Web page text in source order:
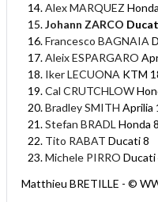
Alex MARQUEZ
Johann ZARCO
Francesco BAGNAIA
Aleix ESPARGARO
Iker LECUONA KTM
Cal CRUTCHLOW
Bradley SMITH Aprilia
Stefan BRADL Honda 8
Tito RABAT Ducati 8
Michele PIRRO Ducati
Matthieu BRETILLE - ©